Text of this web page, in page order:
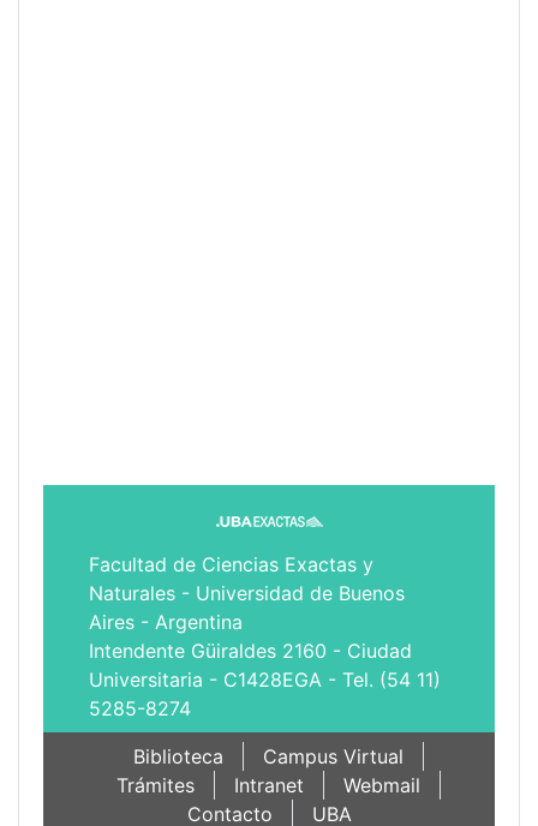
Facultad de Ciencias Exactas y
Naturales - Universidad de Buenos
Aires - Argentina
Intendente Güiraldes 2160 - Ciudad
Universitaria - C1428EGA - Tel. (54 11)
5285-8274
Biblioteca
Campus Virtual
Trámites
Intranet
Webmail
Contacto
UBA